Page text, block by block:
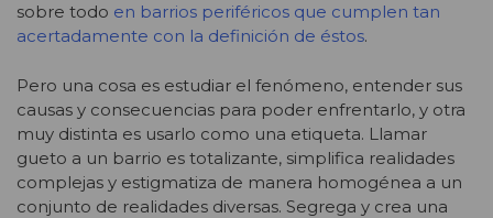
sobre todo en barrios periféricos que cumplen tan
acertadamente con la definición de éstos.
Pero una cosa es estudiar el fenómeno, entender sus
causas y consecuencias para poder enfrentarlo, y otra
muy distinta es usarlo como una etiqueta. Llamar
gueto a un barrio es totalizante, simplifica realidades
complejas y estigmatiza de manera homogénea a un
conjunto de realidades diversas. Segrega y crea una